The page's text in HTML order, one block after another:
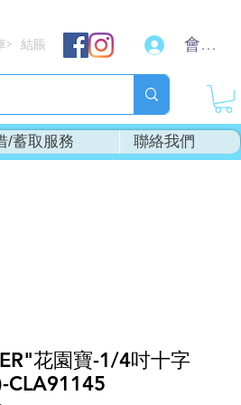
結賬 會員登入
/蓄取服務 聯絡我們
花園寶-1/4吋十字
CLA91145